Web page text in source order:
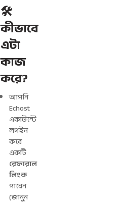
🛠️
কীভাবে
এটা
কাজ
করে?
আপনি
Echost
একাউন্টে
লগইন
করে
একটি
রেফারাল
লিংক
পাবেন
(জানুন